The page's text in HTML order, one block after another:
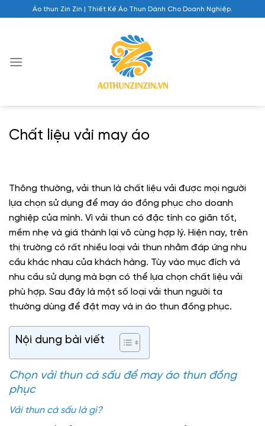
Áo thun Zin Zin | Thiết Kế Áo Thun Dành Cho Doanh Nghiệp.
Chất liệu vải may áo
Thông thường, vải thun là chất liệu vải được mọi người
lựa chọn sử dụng để may áo đồng phục cho doanh
nghiệp của mình. Vì vải thun có đặc tính co giãn tốt,
mềm nhẹ và giá thành lại vô cùng hợp lý. Hiện nay, trên
thị trường có rất nhiều loại vải thun nhằm đáp ứng nhu
cầu khác nhau của khách hàng. Tùy vào mục đích và
nhu cầu sử dụng mà bạn có thể lựa chọn chất liệu vải
phù hợp. Sau đây là một số loại vải thun người ta
thường dùng để đặt may và in áo thun đồng phục.
Nội dung bài viết
Chọn vải thun cá sấu để may áo thun đồng
phục
Vải thun cá sấu là gì?